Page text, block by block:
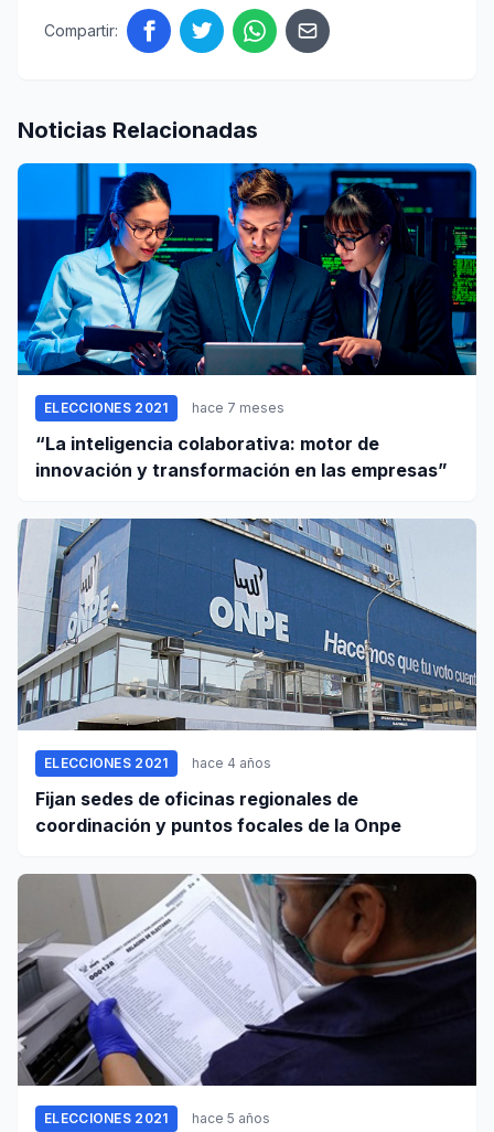
Compartir:
Noticias Relacionadas
ELECCIONES 2021 hace 7 meses
“La inteligencia colaborativa: motor de
innovación y transformación en las empresas”
ELECCIONES 2021 hace 4 años
Fijan sedes de oficinas regionales de
coordinación y puntos focales de la Onpe
ELECCIONES 2021 hace 5 años